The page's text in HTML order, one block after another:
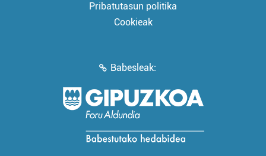
Pribatutasun politika
Cookieak
Babesleak: